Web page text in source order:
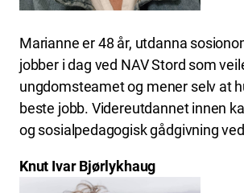
Marianne er 48 år, utdanna
jobber i dag ved NAV Stord som
ungdomsteamet og mener selv at
beste jobb. Videreutdannet innen
og sosialpedagogisk gådgivning
Knut Ivar Bjørlykhaug